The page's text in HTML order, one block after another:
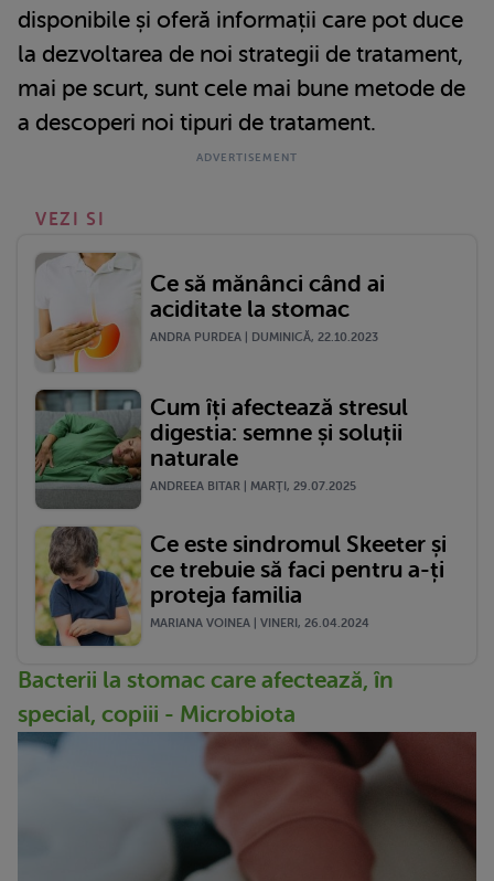
disponibile și oferă informații care pot duce
la dezvoltarea de noi strategii de tratament,
mai pe scurt, sunt cele mai bune metode de
a descoperi noi tipuri de tratament.
VEZI SI
Ce să mănânci când ai
aciditate la stomac
ANDRA PURDEA | DUMINICĂ, 22.10.2023
Cum îți afectează stresul
digestia: semne și soluții
naturale
ANDREEA BITAR | MARŢI, 29.07.2025
Ce este sindromul Skeeter și
ce trebuie să faci pentru a-ți
proteja familia
MARIANA VOINEA | VINERI, 26.04.2024
Bacterii la stomac care afectează, în
special, copiii - Microbiota